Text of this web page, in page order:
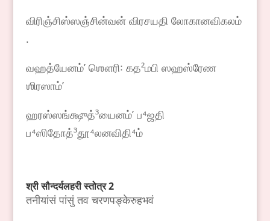
விரிஞ்சிஸ்ஸஞ்சின்வன் விரசயதி லோகானவிகலம்
.
வஹத்யேனம்ʼ ஶௌரி꞉ கத²மபி ஸஹஸ்ரேண
ஶிரஸாம்ʼ
ஹரஸ்ஸங்க்ஷுத்³யைனம்ʼ ப⁴ஜதி
ப⁴ஸிதோத்³தூ⁴லனவிதி⁴ம்
श्रीसौन्दर्यलहरीस्तोत्र 2
तनीयांसं पांसुं तव चरणपङ्केरुहभवं